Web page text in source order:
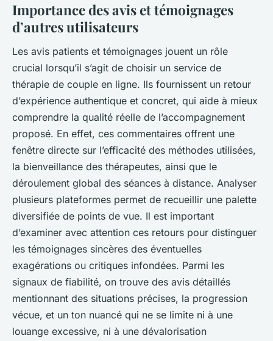
Importance des avis et témoignages
d’autres utilisateurs
Les avis patients et témoignages jouent un rôle
crucial lorsqu’il s’agit de choisir un service de
thérapie de couple en ligne. Ils fournissent un retour
d’expérience authentique et concret, qui aide à mieux
comprendre la qualité réelle de l’accompagnement
proposé. En effet, ces commentaires offrent une
fenêtre directe sur l’efficacité des méthodes utilisées,
la bienveillance des thérapeutes, ainsi que le
déroulement global des séances à distance. Analyser
plusieurs plateformes permet de recueillir une palette
diversifiée de points de vue. Il est important
d’examiner avec attention ces retours pour distinguer
les témoignages sincères des éventuelles
exagérations ou critiques infondées. Parmi les
signaux de fiabilité, on trouve des avis détaillés
mentionnant des situations précises, la progression
vécue, et un ton nuancé qui ne se limite ni à une
louange excessive, ni à une dévalorisation